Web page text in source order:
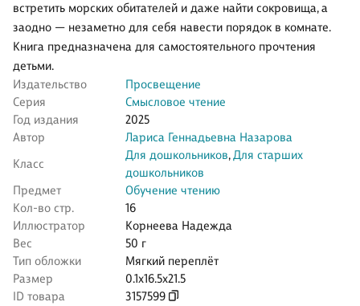
встретить морских обитателей и даже найти сокровища, а
заодно — незаметно для себя навести порядок в комнате.
Книга предназначена для самостоятельного прочтения
детьми.
Издательство
Просвещение
Серия
Смысловое чтение
Год издания
2025
Автор
Лариса Геннадьевна Назарова
Класс
Для дошкольников,Для старших
дошкольников
Предмет
Обучение чтению
Кол-во стр.
16
Иллюстратор
Корнеева Надежда
Вес
50 г
Тип обложки
Мягкий переплёт
Размер
0.1x16.5x21.5
ID товара
3157599